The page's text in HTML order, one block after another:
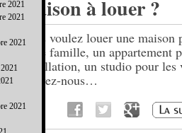
maison à louer ?
Vous voulez louer une maison
votre famille, un appartement
installation, un studio pour les
écrivez-nous…
2021
2021
2021
2021